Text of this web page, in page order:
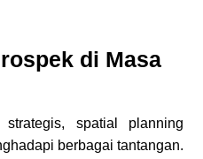
di Masa
spatial planning
berbagai tantangan.